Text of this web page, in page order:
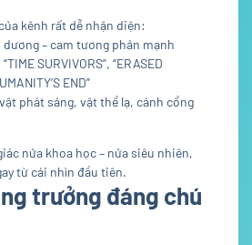
kênh rất dễ nhận diện:
dương – cam tương phản mạnh
SURVIVORS”, “ERASED
END”
phát sáng, vật thể lạ, cánh cổng
nửa khoa học – nửa siêu nhiên,
từ cái nhìn đầu tiên.
trưởng đáng chú